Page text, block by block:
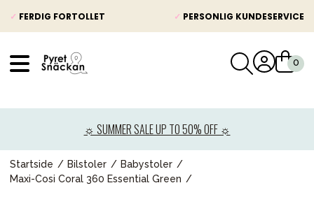
✓ FERDIG FORTOLLET ✓ PERSONLIG KUNDESERVICE
☼ SUMMER SALE UP TO 50% OFF ☼
Startside Bilstoler
Babystoler
Maxi-Cosi Coral 360 Essential Green
Barnevogner
Bilstol